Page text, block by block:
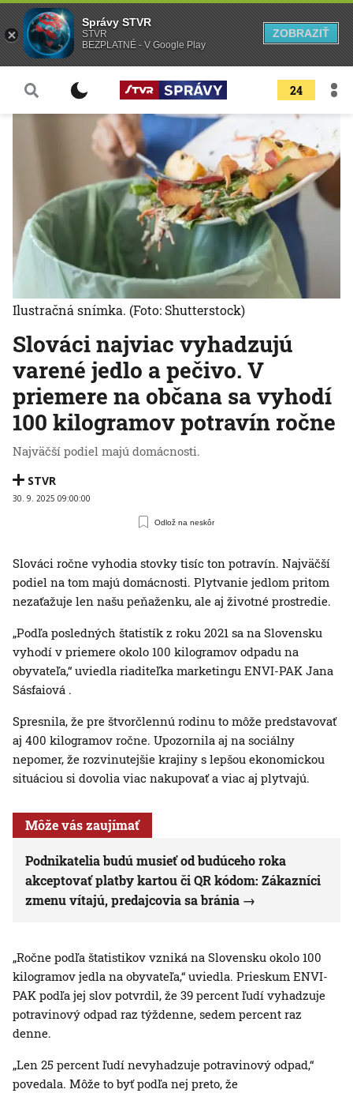
24
Slováci najviac vyhadzujú
varené jedlo a pečivo. V
priemere na občana sa vyhodí
100 kilogramov potravín ročne
Najväčší podiel majú domácnosti.
STVR
30. 9. 2025 09:00:00
Odlož na neskôr
Ilustračná snímka. (Foto: Shutterstock)
Slováci ročne vyhodia stovky tisíc ton potravín. Najväčší
podiel na tom majú domácnosti. Plytvanie jedlom pritom
nezaťažuje len našu peňaženku, ale aj životné prostredie.
„Podľa posledných štatistík z roku 2021 sa na Slovensku
vyhodí v priemere okolo 100 kilogramov odpadu na
obyvateľa,“ uviedla riaditeľka marketingu ENVI-PAK Jana
Sásfaiová .
Spresnila, že pre štvorčlennú rodinu to môže predstavovať
aj 400 kilogramov ročne. Upozornila aj na sociálny
nepomer, že rozvinutejšie krajiny s lepšou ekonomickou
situáciou si dovolia viac nakupovať a viac aj plytvajú.
Môže vás zaujímať
Podnikatelia budú musieť od budúceho roka
akceptovať platby kartou či QR kódom: Zákazníci
zmenu vítajú, predajcovia sa bránia
„Ročne podľa štatistikov vzniká na Slovensku okolo 100
kilogramov jedla na obyvateľa,“ uviedla. Prieskum ENVI-
PAK podľa jej slov potvrdil, že 39 percent ľudí vyhadzuje
potravinový odpad raz týždenne, sedem percent raz
denne.
„Len 25 percent ľudí nevyhadzuje potravinový odpad,“
povedala. Môže to byť podľa nej preto, že
Správy STVR
STVR
BEZPLATNÉ - V Google Play
ZOBRAZIŤ